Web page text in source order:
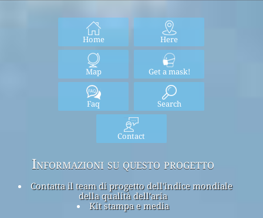
Home Here
Map Get a mask!
Faq Search
Contact
Informazioni su questo progetto
Contatta il team di progetto dell'indice mondiale
della qualità dell'aria
Kit stampa e media